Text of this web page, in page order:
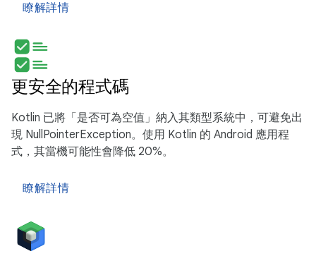
瞭解詳情
更安全的程式碼
Kotlin 已將「是否可為空值」納入其類型系統中，可避免出
現 NullPointerException。使用 Kotlin 的 Android 應用程
式，其當機可能性會降低 20%。
瞭解詳情